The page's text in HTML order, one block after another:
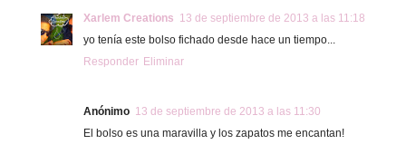
Xarlem Creations 13 de septiembre de 2013 a las 11:18
yo tenía este bolso fichado desde hace un tiempo...
Responder Eliminar
Anónimo 13 de septiembre de 2013 a las 11:30
El bolso es una maravilla y los zapatos me encantan!